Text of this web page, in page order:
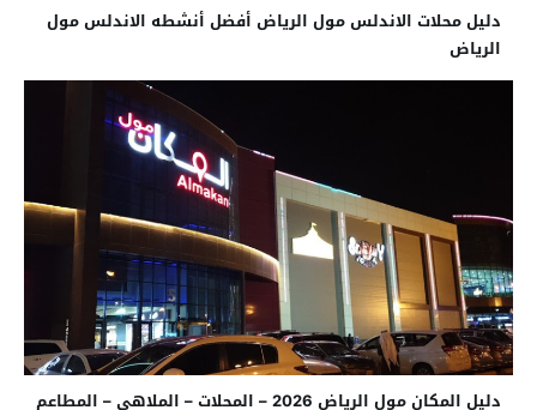
دليل محلات الاندلس مول الرياض أفضل أنشطه الاندلس مول
الرياض
دليل المكان مول الرياض 2026 – المحلات – الملاهي – المطاعم